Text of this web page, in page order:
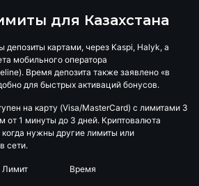
для Казахстана
депозиты картами, через Kaspi, Halyk, а
мобильного оператора
Время депозита также заявлено «в
для быстрых активаций бонусов.
на карту (Visa/MasterCard) с лимитами 3
от 1 минуты до 3 дней. Криптовалюта
когда нужны другие лимиты или
сети.
Лимит Время